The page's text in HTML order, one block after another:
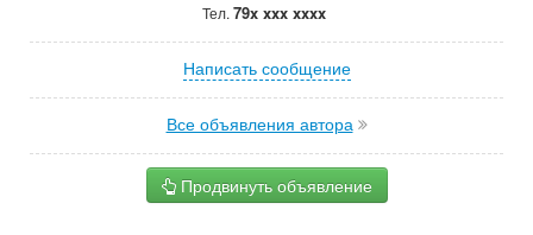
Тел. 79x xxx xxxx
Написать сообщение
Все объявления автора
Продвинуть объявление